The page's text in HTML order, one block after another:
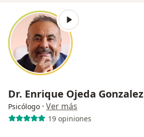
Dr. Enrique Ojeda Gonzalez
Psicólogo · Ver más
19 opiniones